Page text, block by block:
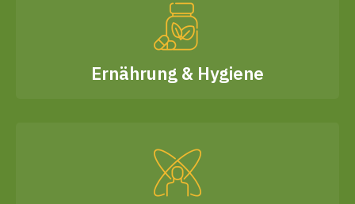
Ernährung & Hygiene